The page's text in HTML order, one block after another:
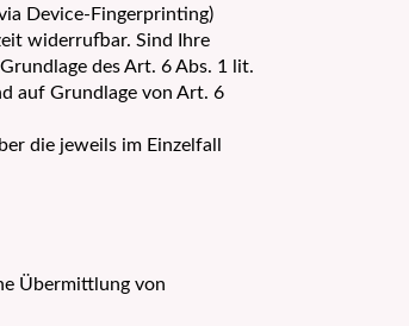
Device-Fingerprinting)
widerrufbar. Sind Ihre
des Art. 6 Abs. 1 lit.
auf Grundlage von Art. 6
die jeweils im Einzelfall
Übermittlung von